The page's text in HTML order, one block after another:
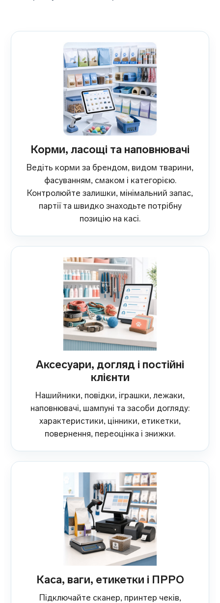
Корми, ласощі та наповнювачі
Ведіть корми за брендом, видом тварини,
фасуванням, смаком і категорією.
Контролюйте залишки, мінімальний запас,
партії та швидко знаходьте потрібну
позицію на касі.
Аксесуари, догляд і постійні
клієнти
Нашийники, повідки, іграшки, лежаки,
наповнювачі, шампуні та засоби догляду:
характеристики, цінники, етикетки,
повернення, переоцінка і знижки.
Каса, ваги, етикетки і ПРРО
Підключайте сканер, принтер чеків,